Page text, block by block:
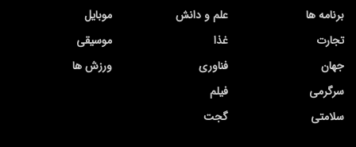
برنامه ها
تجارت
جهان
سرگرمی
سلامتی
علم و دانش
غذا
فناوری
فیلم
گجت
موبایل
موسیقی
ورزش ها